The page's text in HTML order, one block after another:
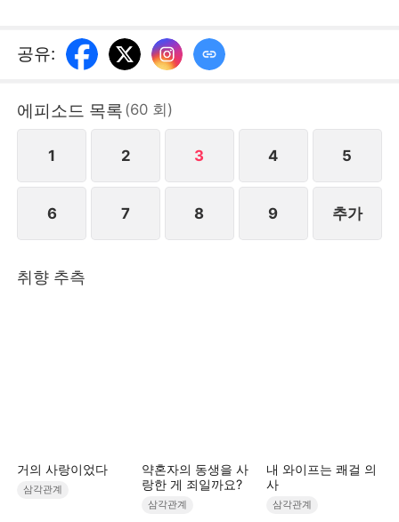
명 대학에 보내 웃음거리가 되게 하려는 음모를 우연히
듣게 된다. 배신감에 가득 찬 그녀는 복수를 계획한다.
뒀고, 결국 그는 모든 대학에 떨어지고 만다. 졸업 파티
에서 안경과 교정기를 벗어던진 지선아의 변신에 모두
가 놀라는데...STORYMATRIX PTE.LTD
공유:
에피소드 목록 (60 회 )
1 2 3 4 5
6 7 8 9 추가
취향 추측
거의 사랑이었다
삼각관계
약혼자의 동생을 사
랑한 게 죄일까요?
삼각관계
내 와이프는 쾌걸 의
사
삼각관계